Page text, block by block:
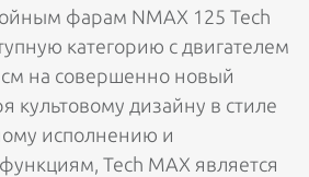
фарам NMAX 125 Tech
категорию с двигателем
на совершенно новый
культовому дизайну в стиле
исполнению и
Tech MAX является